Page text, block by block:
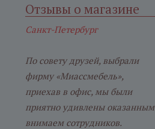
Отзывы о магазине
Санкт-Петербург
По совету друзей, выбрали
фирму «Миассмебель»,
приехав в офис, мы были
приятно удивлены оказанным
внимаем сотрудников.